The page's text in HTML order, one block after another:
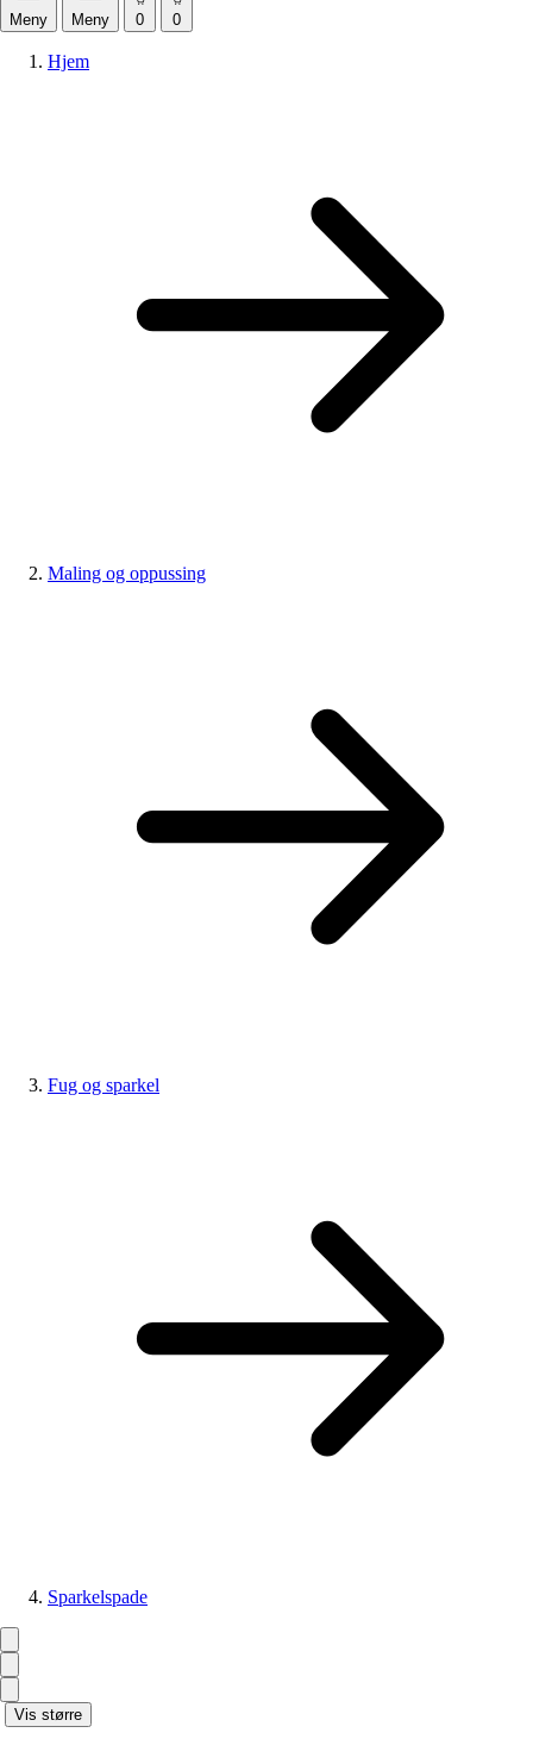
Meny Meny
Hjem
Maling og oppussing
Fug og sparkel
Sparkelspade
Vis større